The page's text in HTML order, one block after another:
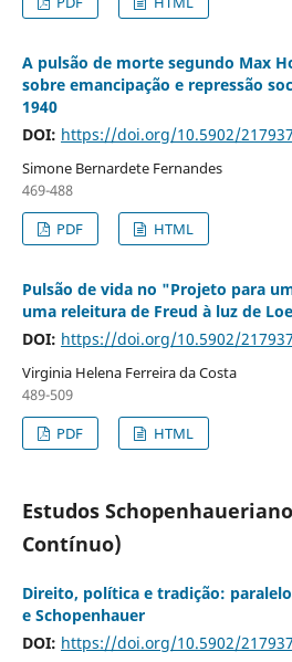
A pulsão de morte segundo Max
sobre emancipação e repressão
1940
DOI: https://doi.org/10.5902/
Simone Bernardete Fernandes
469-488
PDF
HTML
Pulsão de vida no "Projeto para
uma releitura de Freud à luz de
DOI: https://doi.org/10.5902/
Virginia Helena Ferreira da Costa
489-509
PDF
HTML
Estudos
Contínuo)
Direito, política e tradição:
e Schopenhauer
DOI: https://doi.org/10.5902/